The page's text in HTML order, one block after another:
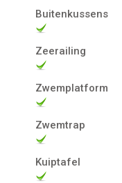
Buitenkussens
Zeerailing
Zwemplatform
Zwemtrap
Kuiptafel